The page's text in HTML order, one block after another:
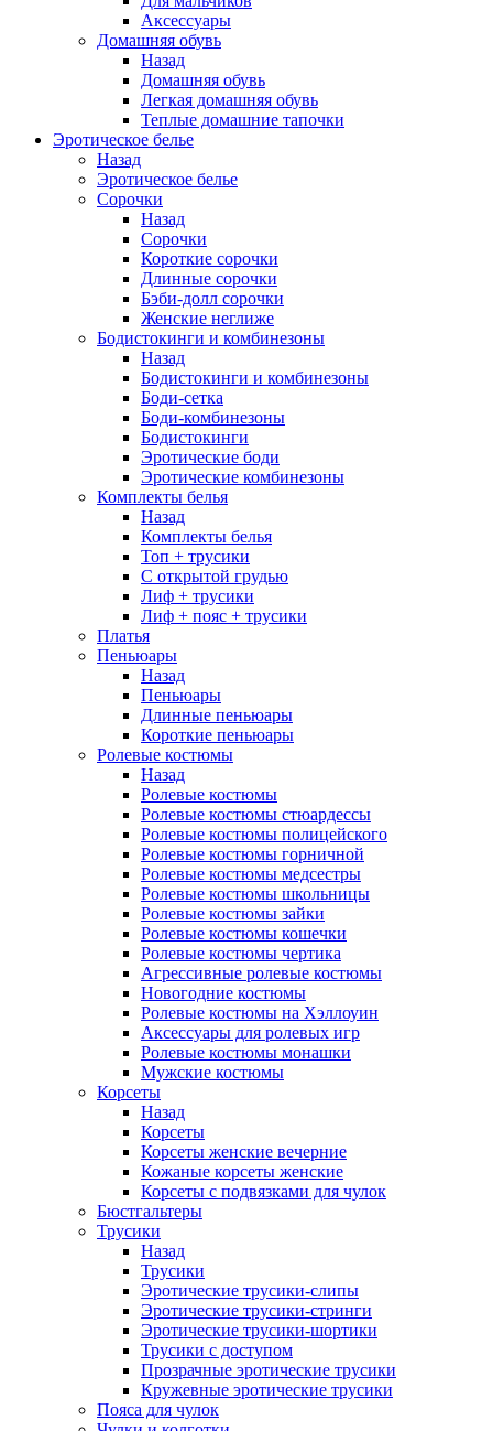
Аксессуары
Домашняя обувь
Назад
Домашняя обувь
Легкая домашняя обувь
Теплые домашние тапочки
Эротическое белье
Назад
Эротическое белье
Сорочки
Назад
Сорочки
Короткие сорочки
Длинные сорочки
Бэби-долл сорочки
Женские неглиже
Бодистокинги и комбинезоны
Назад
Бодистокинги и комбинезоны
Боди-сетка
Боди-комбинезоны
Бодистокинги
Эротические боди
Эротические комбинезоны
Комплекты белья
Назад
Комплекты белья
Топ + трусики
С открытой грудью
Лиф + трусики
Лиф + пояс + трусики
Платья
Пеньюары
Назад
Пеньюары
Длинные пеньюары
Короткие пеньюары
Ролевые костюмы
Назад
Ролевые костюмы
Ролевые костюмы стюардессы
Ролевые костюмы полицейского
Ролевые костюмы горничной
Ролевые костюмы медсестры
Ролевые костюмы школьницы
Ролевые костюмы зайки
Ролевые костюмы кошечки
Ролевые костюмы чертика
Агрессивные ролевые костюмы
Новогодние костюмы
Ролевые костюмы на Хэллоуин
Аксессуары для ролевых игр
Ролевые костюмы монашки
Мужские костюмы
Корсеты
Назад
Корсеты
Корсеты женские вечерние
Кожаные корсеты женские
Корсеты с подвязками для чулок
Бюстгальтеры
Трусики
Назад
Трусики
Эротические трусики-слипы
Эротические трусики-стринги
Эротические трусики-шортики
Трусики с доступом
Прозрачные эротические трусики
Кружевные эротические трусики
Пояса для чулок